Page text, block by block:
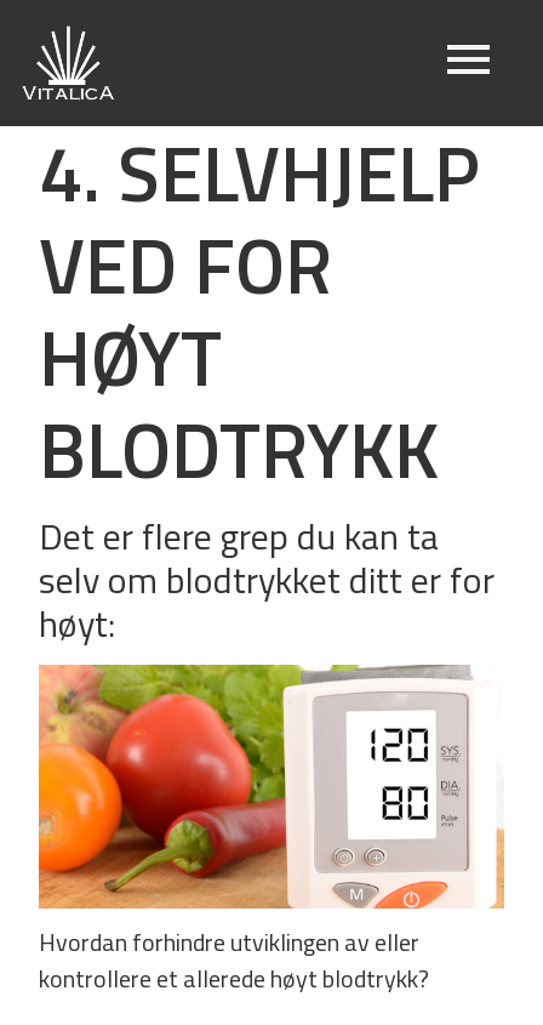
4. SELVHJELP
VED FOR
HØYT
BLODTRYKK
Det er flere grep du kan ta
selv om blodtrykket ditt er for
høyt:
Hvordan forhindre utviklingen av eller
kontrollere et allerede høyt blodtrykk?